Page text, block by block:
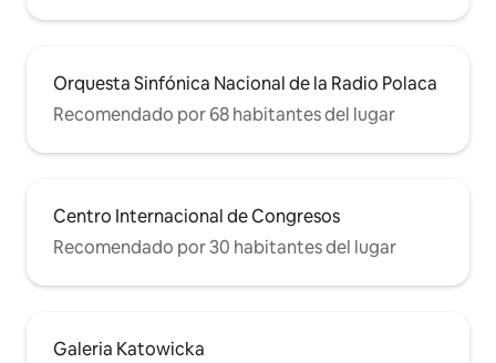
Orquesta Sinfónica Nacional de la Radio Polaca
Recomendado por 68 habitantes del lugar
Centro Internacional de Congresos
Recomendado por 30 habitantes del lugar
Galeria Katowicka